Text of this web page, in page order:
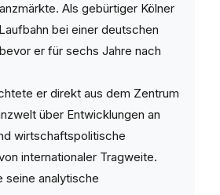
Als gebürtiger Kölner
bei einer deutschen
er für sechs Jahre nach
er direkt aus dem Zentrum
über Entwicklungen an
wirtschaftspolitische
internationaler Tragweite.
seine analytische